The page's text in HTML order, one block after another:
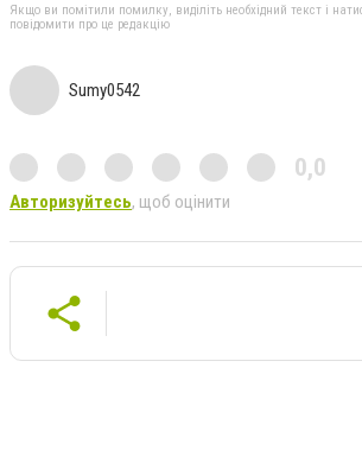
Якщо ви помітили помилку, виділіть необхідний текст і
повідомити про це редакцію
Sumy0542
0,0
Авторизуйтесь, щоб оцінити